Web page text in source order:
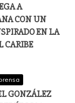
A
CON UN
EN LA
CARIBE
GONZÁLEZ